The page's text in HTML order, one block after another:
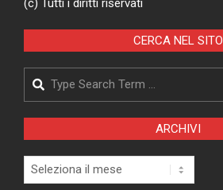
(c) Tutti i diritti riservati
CERCA NEL SITO
Search
ARCHIVI
Archivi